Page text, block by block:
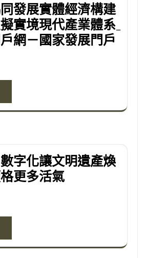
發展實體經濟構建
實境現代產業體系_
網－國家發展門戶
字化讓文明遺產煥
更多活氣